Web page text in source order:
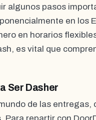
algunos pasos
en los
en horarios
es vital que
Ser Dasher
de las entregas,